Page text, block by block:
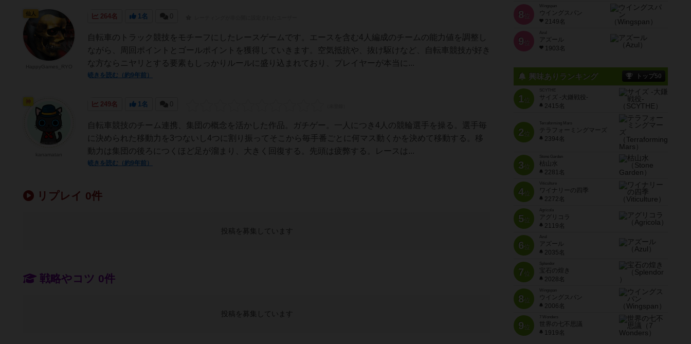
264名 1名 0
自転車のトラック競技をモチーフにしたレースゲームです。エースを含む4人編成のチームの能力値を調整し
ながら、周回ポイントとゴールポイントを獲得していきます。空気抵抗や、抜け駆けなど、自転車競技が好き
な方ならニヤリとする要素もしっかりルールに盛り込まれており、プレイヤーが本当に...
続きを読む（約9年前）
仙人
249名 1名 0
自転車競技のチーム連携、集団の概念を活かした作品。ガチゲー。一人につき4人の競輪選手を操る。選手毎
に決められた移動力を3つないし4つに割り振ってそこから毎手番ごとに何マス動くかを決めて移動する。移
動力は集団の後ろにつくほど足が溜まり、大きく回復する。先頭は疲弊する。レースは...
続きを読む（約9年前）
リプレイ 0件
投稿を募集しています
戦略やコツ 0件
投稿を募集しています
8 位
Wingspan
ウイングスパン
2149名
9 位
Azul
アズール
1903名
興味ありランキング トップ50
1位
SCYTHE
サイズ -大鎌戦役-
2415名
2位
Terraforming Mars
テラフォーミングマーズ
2394名
3位
Stone Garden
枯山水
2281名
4位
Viticulture
ワイナリーの四季
2272名
5位
Agricola
アグリコラ
2119名
6位
Azul
アズール
2035名
7位
宝石の煌き
2028名
8位
Wingspan
ウイングスパン
2006名
9位
7 Wonders
世界の七不思議
1919名